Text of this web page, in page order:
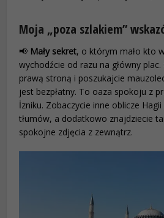
Moja „poza szlakiem”
📢 Mały sekret, o którym mało kto
wychodźcie od razu na główny
prawą stroną i poszukajcie
jest bezpłatny. To oaza spokoju z
İzniku. Zobaczycie inne oblicze
tłumów, a dodatkowo znajdziecie
spokojne zdjęcia z zewnątrz.